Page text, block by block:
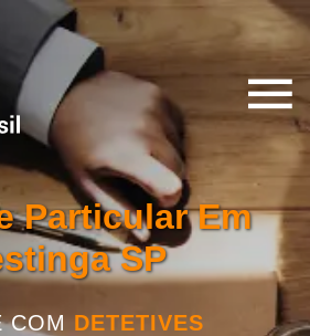
Particular Em
SP
COM DETETIVES